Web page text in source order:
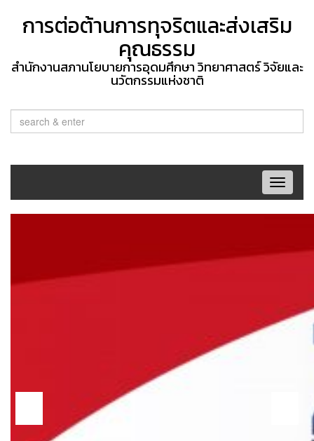
การต่อต้านการทุจริตและส่งเสริม
คุณธรรม
สำนักงานสภานโยบายการอุดมศึกษา วิทยาศาสตร์ วิจัยและ
นวัตกรรมแห่งชาติ
Toggle